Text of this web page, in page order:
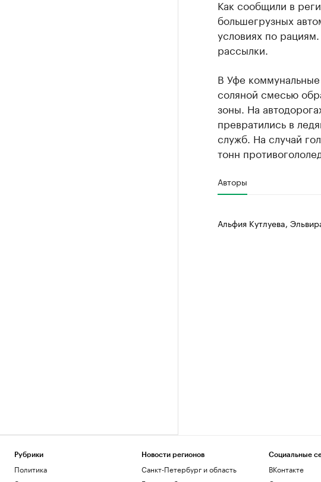
Как сообщили в
большегрузных
условиях по
рассылки.
В Уфе
соляной смесью
зоны. На
превратились в
служб. На случай
тонн
Авторы
Альфия Кутлуева,
Рубрики
Политика
Новости регионов
Санкт-Петербург и область
Социальные
ВКонтакте